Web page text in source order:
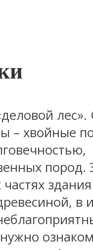
– хвойные
пород.
в